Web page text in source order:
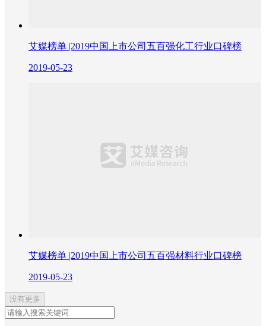
艾媒榜单 |2019中国上市公司五百强化工行业口碑榜
2019-05-23
艾媒榜单 |2019中国上市公司五百强材料行业口碑榜
2019-05-23
没有更多